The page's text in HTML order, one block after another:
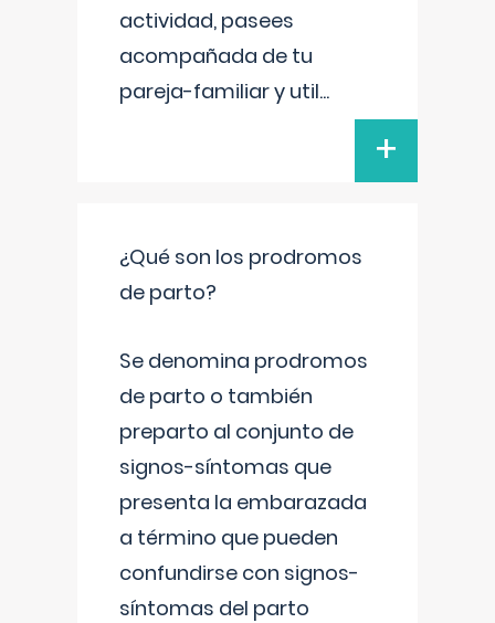
actividad, pasees
acompañada de tu
pareja-familiar y util...
+
¿Qué son los prodromos
de parto?
Se denomina prodromos
de parto o también
preparto al conjunto de
signos-síntomas que
presenta la embarazada
a término que pueden
confundirse con signos-
síntomas del parto